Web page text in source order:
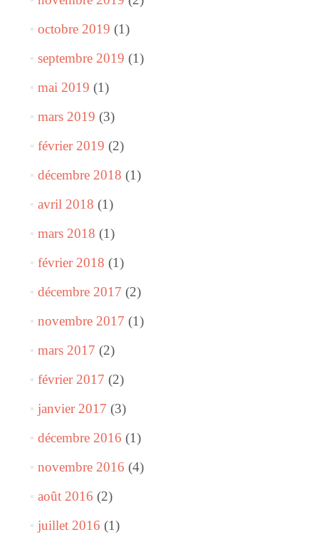
octobre 2019 (1)
septembre 2019 (1)
mai 2019 (1)
mars 2019 (3)
février 2019 (2)
décembre 2018 (1)
avril 2018 (1)
mars 2018 (1)
février 2018 (1)
décembre 2017 (2)
novembre 2017 (1)
mars 2017 (2)
février 2017 (2)
janvier 2017 (3)
décembre 2016 (1)
novembre 2016 (4)
août 2016 (2)
juillet 2016 (1)